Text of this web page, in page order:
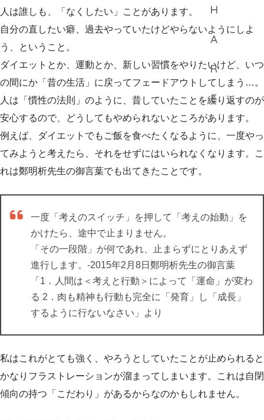
人は誰しも、「なくしたい」ことがあります。
自分の直したい癖、過去やっていたけどやらないようにしよ
う、ということ。
ダイエットとか、運動とか、新しい習慣をやりたいけど、いつ
の間にか「昔の生活」に戻ってフェードアウトしてしまう…。
人は「慣性の法則」のように、昔していたことを繰り返すのが
安心するので、どうしてもやめられないところがあります。
例えば、ダイエットでもご飯を食べたくなるように、一度やっ
てみようと考えたら、それをせずにはいられなくなります。こ
れは鄭明析先生の御言葉でも出てきたことです。
一度「考えのスイッチ」を押して「考えの始動」を
かけたら、途中で止まりません。
「その一段階」が何であれ、止まらずにとりあえず
進行します。-2015年2月8日鄭明析先生の御言葉
「1．人間は＜考えと行動＞によって「運命」が変わ
る 2．肉も精神も行動も完全に「発育」し「成長」
するように行ないなさい」より
私はこれがとても強く、やろうとしていたことが止められると
かなりフラストレーションが溜まってしまいます。これは自閉
傾向の持つ「こだわり」があるからなのかもしれません。